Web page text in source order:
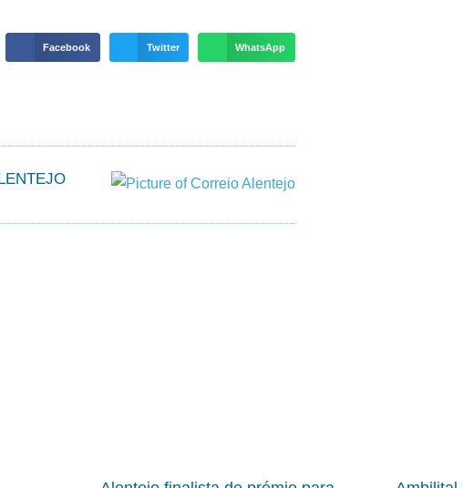
Facebook Twitter WhatsApp